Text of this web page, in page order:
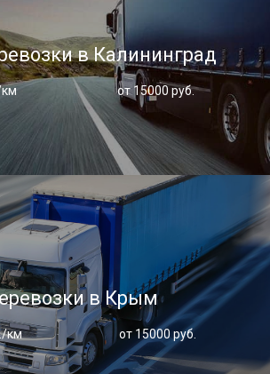
в Калининград
от 15000 руб.
в Крым
км от 15000 руб.